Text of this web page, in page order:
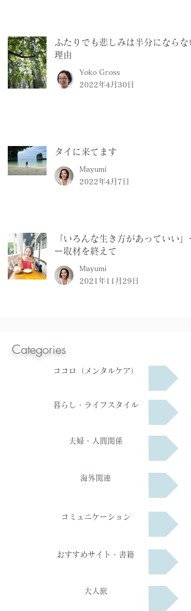
ふたりでも悲しみは半分にならな
理由
Yoko Gross
2022年4月30日
タイに来てます
Mayumi
2022年4月7日
「いろんな生き方があっていい」
ー取材を終えて
Mayumi
2021年11月29日
Categories
ココロ（メンタルケア）
暮らし・ライフスタイル
夫婦・人間関係
海外関連
コミュニケーション
おすすめサイト・書籍
大人旅